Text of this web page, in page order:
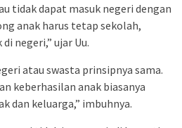
tidak dapat masuk negeri dengan
anak harus tetap sekolah,
negeri,” ujar Uu.
atau swasta prinsipnya sama.
keberhasilan anak biasanya
dan keluarga,” imbuhnya.